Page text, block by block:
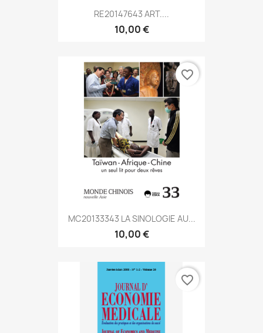
RE20147643 ART....
10,00 €
MC20133343 LA SINOLOGIE AU...
10,00 €
favorite_border
favorite_border